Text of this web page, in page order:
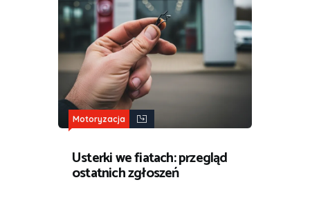
Motoryzacja
Usterki we fiatach: przegląd
ostatnich zgłoszeń